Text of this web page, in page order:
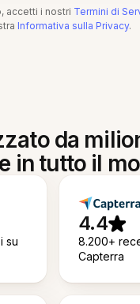
accetti i nostri Termini di
Informativa sulla Privacy.
da
in tutto il
su
4.4
8.200+
Capterra